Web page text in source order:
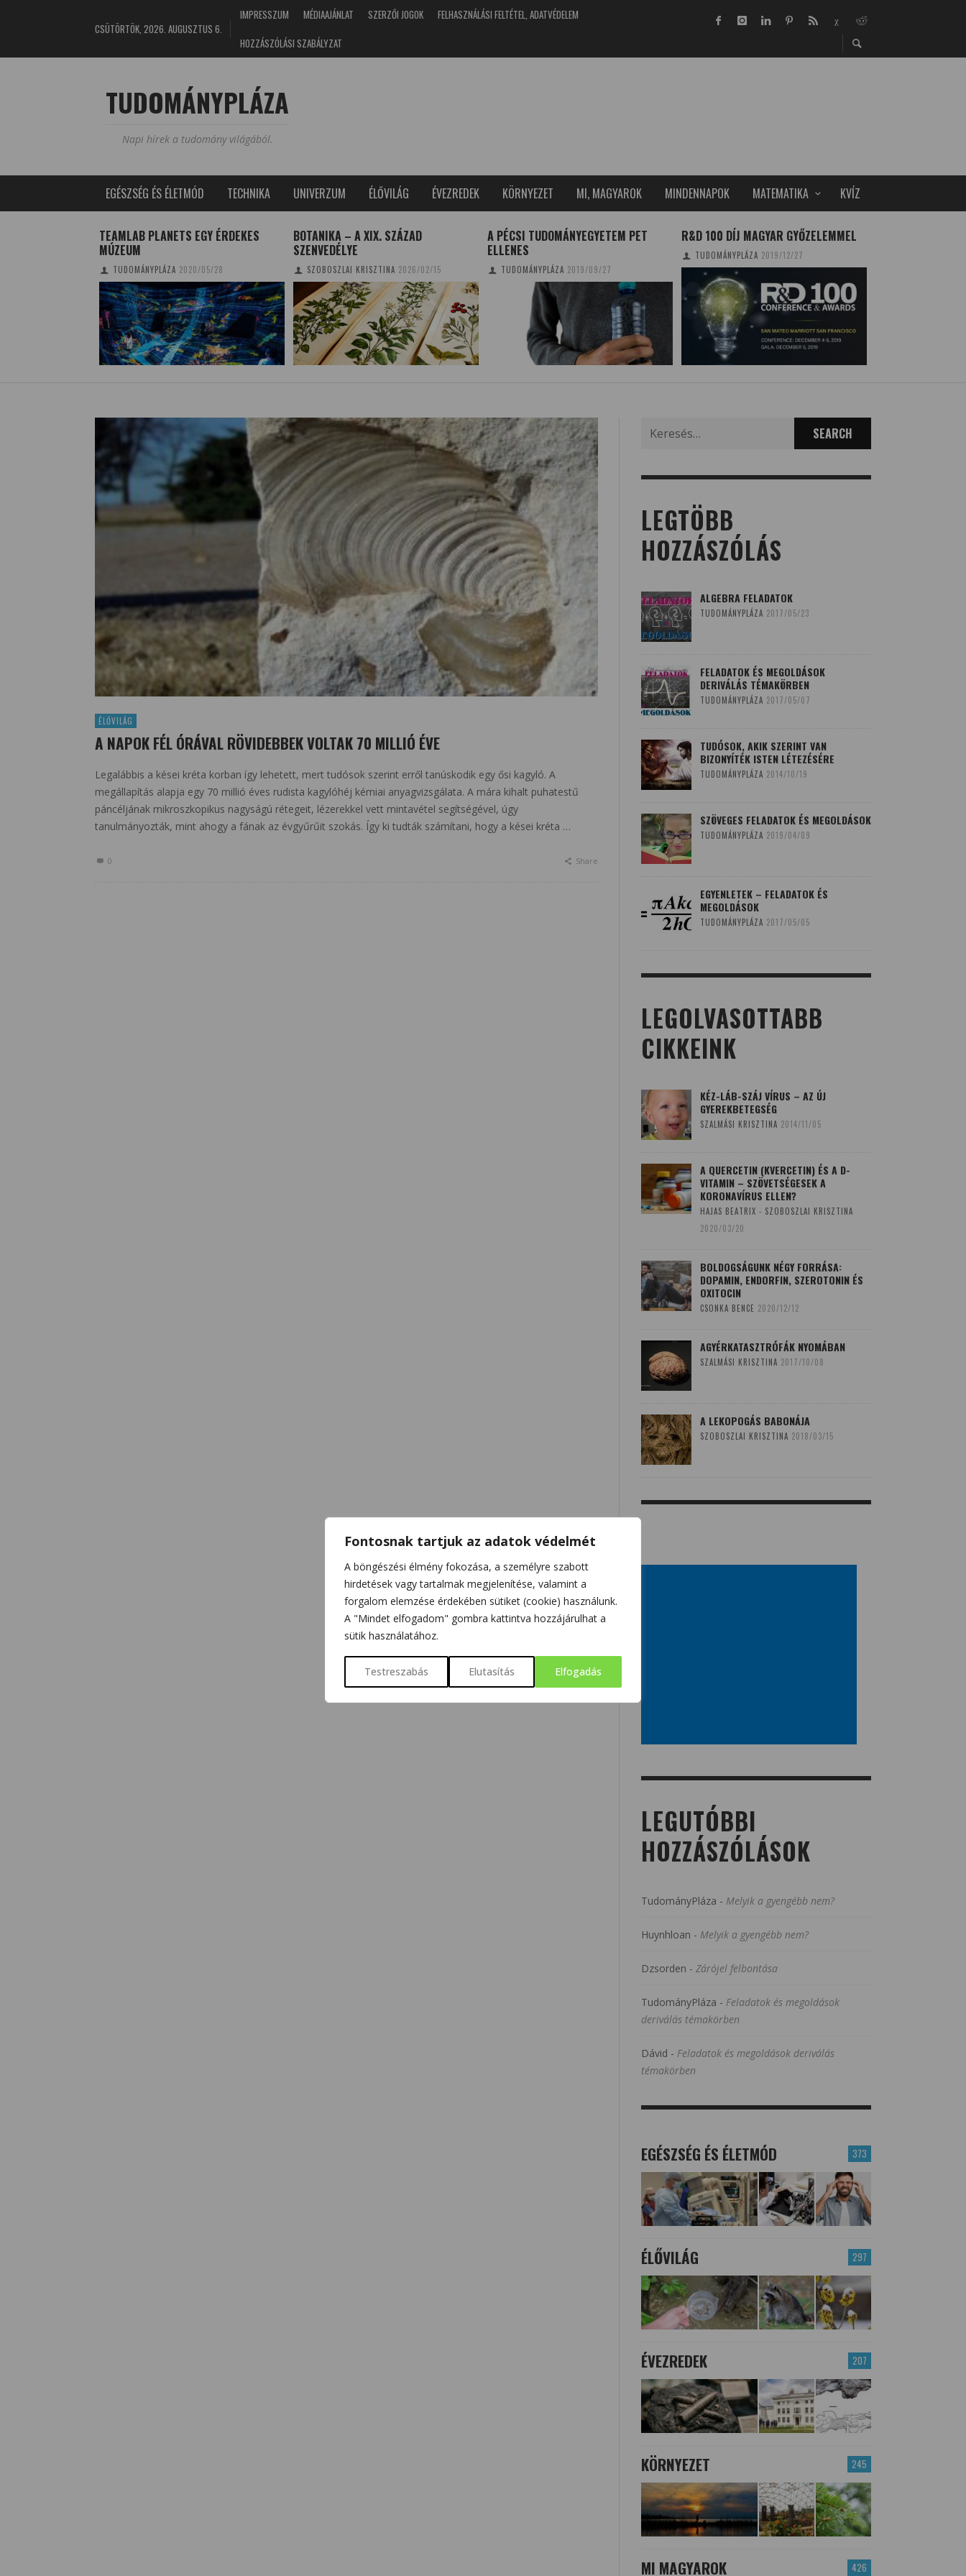
Fontosnak tartjuk az adatok védelmét
A böngészési élmény fokozása, a személyre szabott
hirdetések vagy tartalmak megjelenítése, valamint a
forgalom elemzése érdekében sütiket (cookie) használunk.
A "Mindet elfogadom" gombra kattintva hozzájárulhat a
sütik használatához.
Testreszabás Elutasítás Elfogadás
CSÜTÖRTÖK, 2026. AUGUSZTUS 6.
IMPRESSZUM MÉDIAAJÁNLAT SZERZŐI JOGOK
FELHASZNÁLÁSI FELTÉTEL, ADATVÉDELEM
HOZZÁSZÓLÁSI SZABÁLYZAT
TUDOMÁNYPLÁZA
Napi hírek a tudomány világából.
EGÉSZSÉG ÉS ÉLETMÓD TECHNIKA UNIVERZUM ÉLŐVILÁG ÉVEZREDEK KÖRNYEZET MI, MAGYAROK MINDENNAPOK MATEMATIKA KVÍZ
TEAMLAB PLANETS EGY ÉRDEKES
MÚZEUM
TUDOMÁNYPLÁZA 2020/05/28
BOTANIKA – A XIX. SZÁZAD
SZENVEDÉLYE
SZOBOSZLAI KRISZTINA 2026/02/15
A PÉCSI TUDOMÁNYEGYETEM PET
ELLENES
TUDOMÁNYPLÁZA 2019/09/27
R&D 100 DÍJ MAGYAR GYŐZELEMMEL
TUDOMÁNYPLÁZA 2019/12/27
ÉLŐVILÁG
A NAPOK FÉL ÓRÁVAL RÖVIDEBBEK VOLTAK 70 MILLIÓ ÉVE
Legalábbis a kései kréta korban így lehetett, mert tudósok szerint erről tanúskodik egy ősi kagyló. A
megállapítás alapja egy 70 millió éves rudista kagylóhéj kémiai anyagvizsgálata. A mára kihalt puhatestű
páncéljának mikroszkopikus nagyságú rétegeit, lézerekkel vett mintavétel segítségével, úgy
tanulmányozták, mint ahogy a fának az évgyűrűit szokás. Így ki tudták számítani, hogy a kései kréta …
0 Share
for:
LEGTÖBB
HOZZÁSZÓLÁS
ALGEBRA FELADATOK
TUDOMÁNYPLÁZA 2017/05/23
FELADATOK ÉS MEGOLDÁSOK
DERIVÁLÁS TÉMAKÖRBEN
TUDOMÁNYPLÁZA 2017/05/07
TUDÓSOK, AKIK SZERINT VAN
BIZONYÍTÉK ISTEN LÉTEZÉSÉRE
TUDOMÁNYPLÁZA 2014/10/19
SZÖVEGES FELADATOK ÉS MEGOLDÁSOK
TUDOMÁNYPLÁZA 2019/04/09
EGYENLETEK – FELADATOK ÉS
MEGOLDÁSOK
TUDOMÁNYPLÁZA 2017/05/05
LEGOLVASOTTABB
CIKKEINK
KÉZ-LÁB-SZÁJ VÍRUS – AZ ÚJ
GYEREKBETEGSÉG
SZALMÁSI KRISZTINA 2014/11/05
A QUERCETIN (KVERCETIN) ÉS A D-
VITAMIN – SZÖVETSÉGESEK A
KORONAVÍRUS ELLEN?
HAJAS BEATRIX - SZOBOSZLAI KRISZTINA
2020/03/20
BOLDOGSÁGUNK NÉGY FORRÁSA:
DOPAMIN, ENDORFIN, SZEROTONIN ÉS
OXITOCIN
CSONKA BENCE 2020/12/12
AGYÉRKATASZTRÓFÁK NYOMÁBAN
SZALMÁSI KRISZTINA 2017/10/08
A LEKOPOGÁS BABONÁJA
SZOBOSZLAI KRISZTINA 2018/03/15
LEGUTÓBBI
HOZZÁSZÓLÁSOK
TudományPláza - Melyik a gyengébb nem?
Huynhloan - Melyik a gyengébb nem?
Dzsorden - Zárójel felbontása
TudományPláza - Feladatok és megoldások
deriválás témakörben
Dávid - Feladatok és megoldások deriválás
témakörben
373
EGÉSZSÉG ÉS ÉLETMÓD
297
ÉLŐVILÁG
207
ÉVEZREDEK
245
KÖRNYEZET
426
MI MAGYAROK